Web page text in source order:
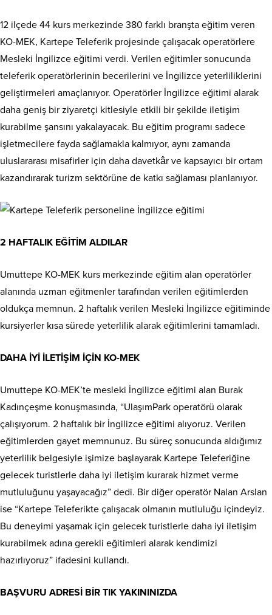
12 ilçede 44 kurs merkezinde 380 farklı branşta eğitim veren
KO-MEK, Kartepe Teleferik projesinde çalışacak operatörlere
Mesleki İngilizce eğitimi verdi. Verilen eğitimler sonucunda
teleferik operatörlerinin becerilerini ve İngilizce yeterliliklerini
geliştirmeleri amaçlanıyor. Operatörler İngilizce eğitimi alarak
daha geniş bir ziyaretçi kitlesiyle etkili bir şekilde iletişim
kurabilme şansını yakalayacak. Bu eğitim programı sadece
işletmecilere fayda sağlamakla kalmıyor, aynı zamanda
uluslararası misafirler için daha davetkâr ve kapsayıcı bir ortam
kazandırarak turizm sektörüne de katkı sağlaması planlanıyor.
2 HAFTALIK EĞİTİM ALDILAR
Umuttepe KO-MEK kurs merkezinde eğitim alan operatörler
alanında uzman eğitmenler tarafından verilen eğitimlerden
oldukça memnun. 2 haftalık verilen Mesleki İngilizce eğitiminde
kursiyerler kısa sürede yeterlilik alarak eğitimlerini tamamladı.
DAHA İYİ İLETİŞİM İÇİN KO-MEK
Umuttepe KO-MEK’te mesleki İngilizce eğitimi alan Burak
Kadınçeşme konuşmasında, “UlaşımPark operatörü olarak
çalışıyorum. 2 haftalık bir İngilizce eğitimi alıyoruz. Verilen
eğitimlerden gayet memnunuz. Bu süreç sonucunda aldığımız
yeterlilik belgesiyle işimize başlayarak Kartepe Teleferiğine
gelecek turistlerle daha iyi iletişim kurarak hizmet verme
mutluluğunu yaşayacağız” dedi. Bir diğer operatör Nalan Arslan
ise “Kartepe Teleferikte çalışacak olmanın mutluluğu içindeyiz.
Bu deneyimi yaşamak için gelecek turistlerle daha iyi iletişim
kurabilmek adına gerekli eğitimleri alarak kendimizi
hazırlıyoruz” ifadesini kullandı.
BAŞVURU ADRESİ BİR TIK YAKININIZDA